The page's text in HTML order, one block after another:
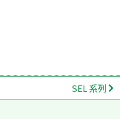
SEL 系列